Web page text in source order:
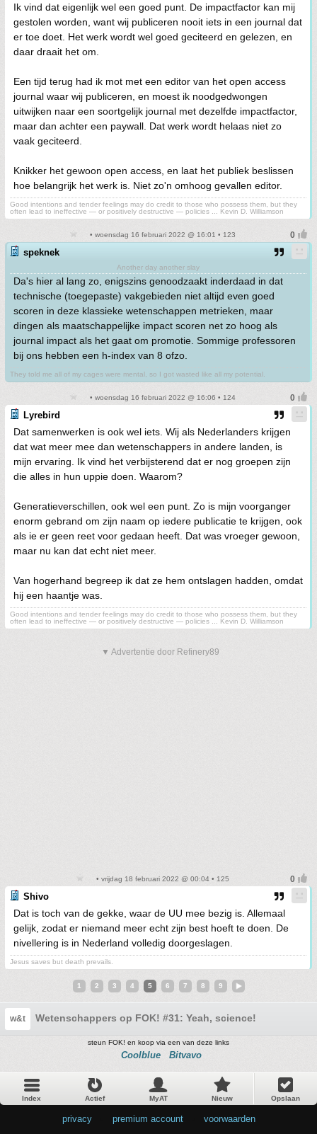
Ik vind dat eigenlijk wel een goed punt. De impactfactor kan mij
gestolen worden, want wij publiceren nooit iets in een journal dat
er toe doet. Het werk wordt wel goed geciteerd en gelezen, en
daar draait het om.
Een tijd terug had ik mot met een editor van het open access
journal waar wij publiceren, en moest ik noodgedwongen
uitwijken naar een soortgelijk journal met dezelfde impactfactor,
maar dan achter een paywall. Dat werk wordt helaas niet zo
vaak geciteerd.
Knikker het gewoon open access, en laat het publiek beslissen
hoe belangrijk het werk is. Niet zo'n omhoog gevallen editor.
Good intentions and tender feelings may do credit to those who possess them, but they
often lead to ineffective — or positively destructive — policies ... Kevin D. Williamson
• woensdag 16 februari 2022 @ 16:01 • 123
speknek
Another day another slay
Da's hier al lang zo, enigszins genoodzaakt inderdaad in dat
technische (toegepaste) vakgebieden niet altijd even goed
scoren in deze klassieke wetenschappen metrieken, maar
dingen als maatschappelijke impact scoren net zo hoog als
journal impact als het gaat om promotie. Sommige professoren
bij ons hebben een h-index van 8 ofzo.
They told me all of my cages were mental, so I got wasted like all my potential.
• woensdag 16 februari 2022 @ 16:06 • 124
Lyrebird
Dat samenwerken is ook wel iets. Wij als Nederlanders krijgen
dat wat meer mee dan wetenschappers in andere landen, is
mijn ervaring. Ik vind het verbijsterend dat er nog groepen zijn
die alles in hun uppie doen. Waarom?
Generatieverschillen, ook wel een punt. Zo is mijn voorganger
enorm gebrand om zijn naam op iedere publicatie te krijgen, ook
als ie er geen reet voor gedaan heeft. Dat was vroeger gewoon,
maar nu kan dat echt niet meer.
Van hogerhand begreep ik dat ze hem ontslagen hadden, omdat
hij een haantje was.
Good intentions and tender feelings may do credit to those who possess them, but they
often lead to ineffective — or positively destructive — policies ... Kevin D. Williamson
▼ Advertentie door Refinery89
• vrijdag 18 februari 2022 @ 00:04 • 125
Shivo
Dat is toch van de gekke, waar de UU mee bezig is. Allemaal
gelijk, zodat er niemand meer echt zijn best hoeft te doen. De
nivellering is in Nederland volledig doorgeslagen.
Jesus saves but death prevails.
1 2 3 4 5 6 7 8 9
w&t Wetenschappers op FOK! #31: Yeah, science!
steun FOK! en koop via een van deze links
Coolblue Bitvavo
Index Actief MyAT Nieuw Opslaan
privacy premium account voorwaarden